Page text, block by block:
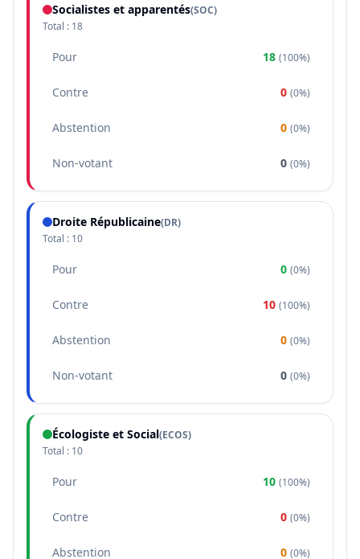
Socialistes et apparentés(SOC)
Total : 18
Pour 18 (100%)
Contre 0 (0%)
Abstention 0 (0%)
Non-votant 0 (0%)
Droite Républicaine(DR)
Total : 10
Pour 0 (0%)
Contre 10 (100%)
Abstention 0 (0%)
Non-votant 0 (0%)
Écologiste et Social(ECOS)
Total : 10
Pour 10 (100%)
Contre 0 (0%)
Abstention 0 (0%)